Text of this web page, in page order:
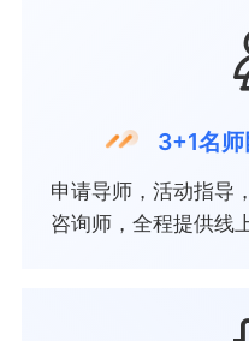
3+1名
申请导师，活动指导
咨询师，全程提供线